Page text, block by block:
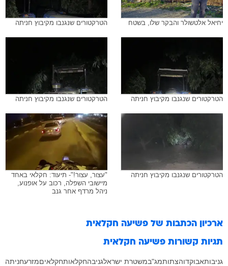
יחיאל אלטשולר והבקר שלו, בשטח הטרקטורים שנגנבו מקיבוץ חניתה
הטרקטורים שנגנבו מקיבוץ חניתה הטרקטורים שנגנבו מקיבוץ חניתה
הטרקטורים שנגנבו מקיבוץ חניתה
"עצור, עצור!"- תיעוד: חקלאי באחד
מיישובי השפלה, רכוב על אופנוע,
ניהל מרדף אחר גנב
ארכיון הכתבות של פשיעה חקלאית
תגיות קשורות פשיעה חקלאית
גניבותאבוקדוהצתותמג"במשטרת ישראלגניבהחקלאותחקלאיםמזרעחניתה